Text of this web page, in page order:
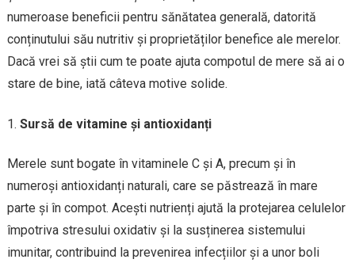
numeroase beneficii pentru sănătatea generală, datorită
conținutului său nutritiv și proprietăților benefice ale merelor.
Dacă vrei să știi cum te poate ajuta compotul de mere să ai o
stare de bine, iată câteva motive solide.
Sursă de vitamine și antioxidanți
Merele sunt bogate în vitaminele C și A, precum și în
numeroși antioxidanți naturali, care se păstrează în mare
parte și în compot. Acești nutrienți ajută la protejarea celulelor
împotriva stresului oxidativ și la susținerea sistemului
imunitar, contribuind la prevenirea infecțiilor și a unor boli